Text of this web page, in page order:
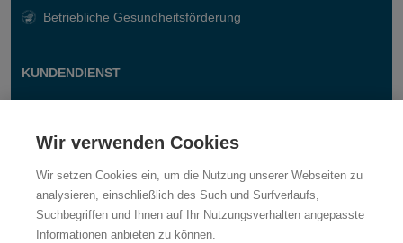
Betriebliche Gesundheitsförderung
KUNDENDIENST
Wir verwenden Cookies
Wir setzen Cookies ein, um die Nutzung unserer Webseiten zu
analysieren, einschließlich des Such und Surfverlaufs,
Suchbegriffen und Ihnen auf Ihr Nutzungsverhalten angepasste
Informationen anbieten zu können.